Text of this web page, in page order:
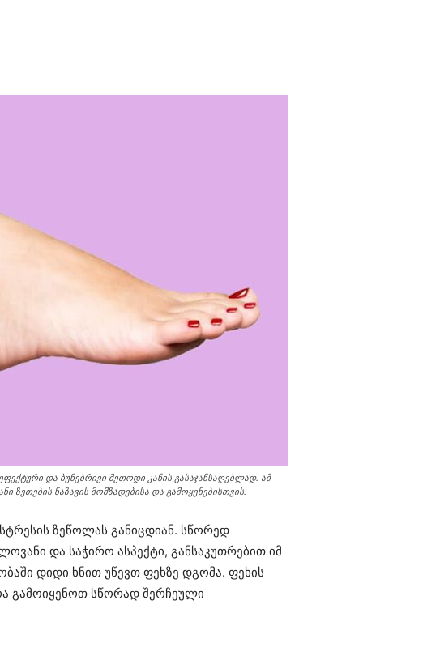
და ბუნებრივი მეთოდი კანის გასაჯანსაღებლად. ამ
ზეთების ნაზავის მომზადებისა და გამოყენებისთვის.
ზეწოლას განიცდიან. სწორედ
და საჭირო ასპექტი, განსაკუთრებით იმ
დიდი ხნით უწევთ ფეხზე დგომა. ფეხის
გამოიყენოთ სწორად შერჩეული